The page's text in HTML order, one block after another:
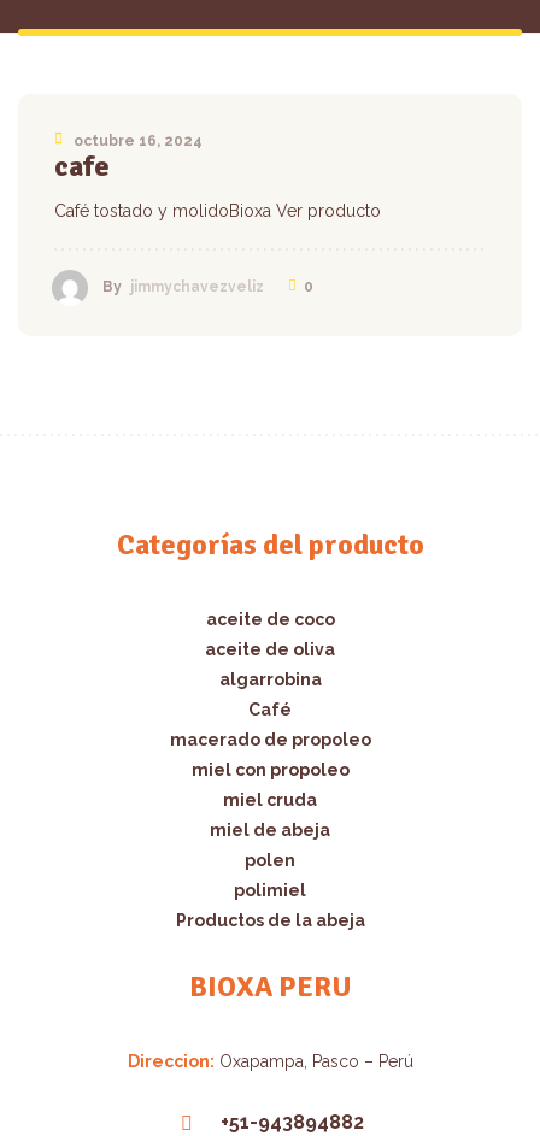
octubre 16, 2024
cafe
Café tostado y molidoBioxa Ver producto
By jimmychavezveliz 0
Categorías del producto
aceite de coco
aceite de oliva
algarrobina
Café
macerado de propoleo
miel con propoleo
miel cruda
miel de abeja
polen
polimiel
Productos de la abeja
BIOXA PERU
Direccion: Oxapampa, Pasco – Perú
+51-943894882